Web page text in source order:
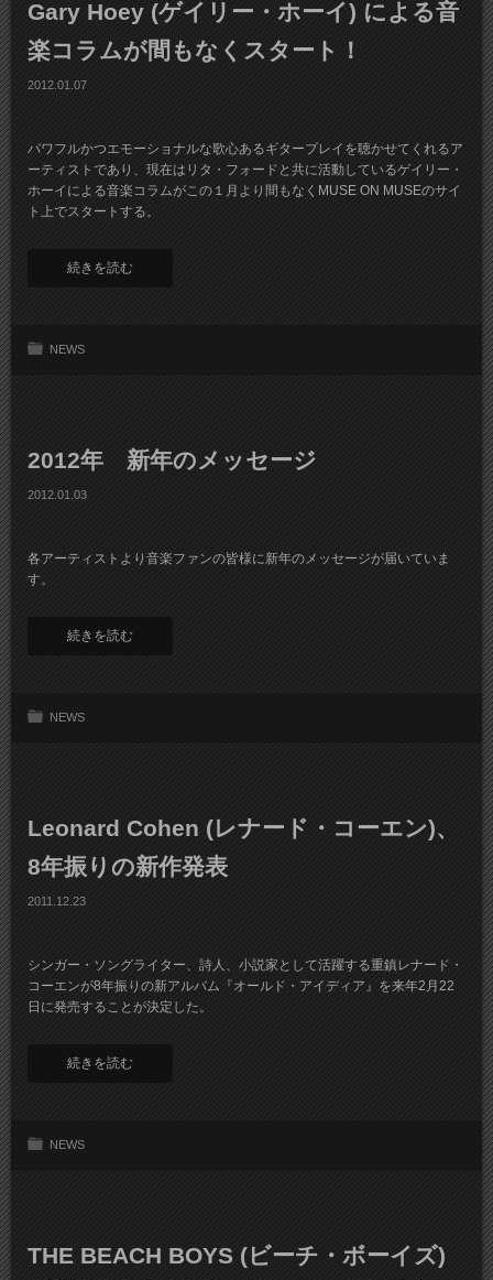
Gary Hoey (ゲイリー・ホーイ) による音
楽コラムが間もなくスタート！
2012.01.07
パワフルかつエモーショナルな歌心あるギタープレイを聴かせてくれるア
ーティストであり、現在はリタ・フォードと共に活動しているゲイリー・
ホーイによる音楽コラムがこの１月より間もなくMUSE ON MUSEのサイ
ト上でスタートする。
続きを読む
NEWS
2012年 新年のメッセージ
2012.01.03
各アーティストより音楽ファンの皆様に新年のメッセージが届いていま
す。
続きを読む
NEWS
Leonard Cohen (レナード・コーエン)、
8年振りの新作発表
2011.12.23
シンガー・ソングライター、詩人、小説家として活躍する重鎮レナード・
コーエンが8年振りの新アルバム『オールド・アイディア』を来年2月22
日に発売することが決定した。
続きを読む
NEWS
THE BEACH BOYS (ビーチ・ボーイズ)